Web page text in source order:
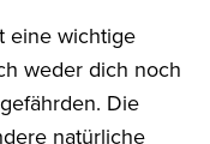
eine wichtige
weder dich noch
Die
natürliche